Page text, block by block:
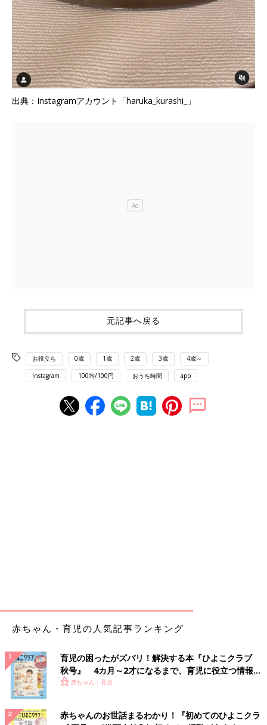
出典：Instagramアカウント「haruka_kurashi_」
元記事へ戻る
お役立ち 0歳 1歳 2歳 3歳 4歳～
Instagram 100均/100円 おうち時間 app
赤ちゃん・育児の人気記事ランキング
育児の困ったがズバリ！解決する本『ひよこクラブ
秋号』 4カ月～2才になるまで、育児に役立つ情報が
いっぱい！
赤ちゃん・育児
赤ちゃんのお世話まるわかり！『初めてのひよこクラ